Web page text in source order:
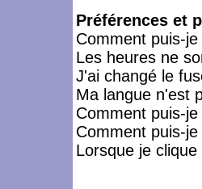
Préférences et
Comment puis-
Les heures ne
J'ai changé le
Ma langue n'est
Comment puis-
Comment puis-
Lorsque je